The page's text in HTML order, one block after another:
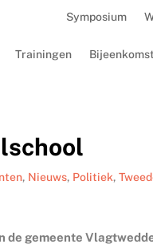
Symposium
Trainingen
, Nieuws, Politiek,
de gemeente